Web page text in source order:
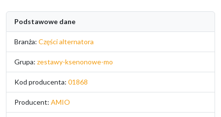
Podstawowe dane
Branża: Części alternatora
Grupa: zestawy-ksenonowe-mo
Kod producenta: 01868
Producent: AMIO